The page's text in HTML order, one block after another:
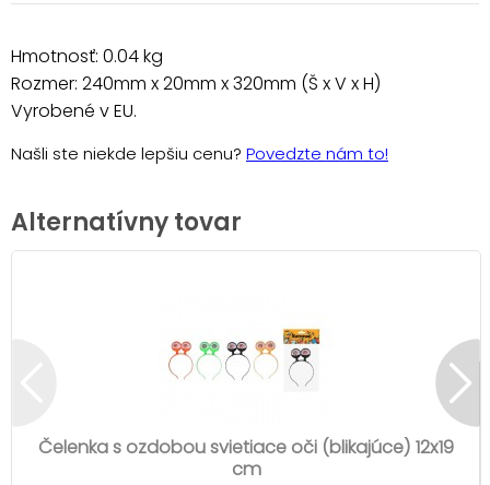
Hmotnosť: 0.04 kg
Rozmer: 240mm x 20mm x 320mm (Š x V x H)
Vyrobené v EU.
Našli ste niekde lepšiu cenu? Povedzte nám to!
Alternatívny tovar
Čelenka s ozdobou svietiace oči (blikajúce) 12x19
cm